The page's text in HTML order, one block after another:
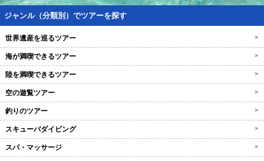
ジャンル（分類別）でツアーを探す
世界遺産を巡るツアー >
海が満喫できるツアー >
陸を満喫できるツアー >
空の遊覧ツアー >
釣りのツアー >
スキューバダイビング >
スパ・マッサージ >